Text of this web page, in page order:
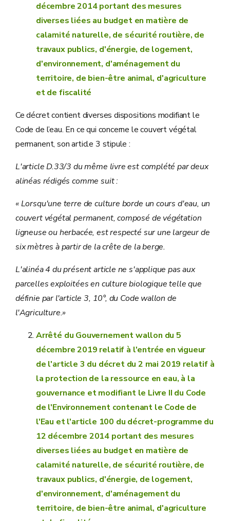
décembre 2014 portant des mesures
diverses liées au budget en matière de
calamité naturelle, de sécurité routière, de
travaux publics, d'énergie, de logement,
d'environnement, d'aménagement du
territoire, de bien-être animal, d'agriculture
et de fiscalité
Ce décret contient diverses dispositions modifiant le
Code de l’eau. En ce qui concerne le couvert végétal
permanent, son article 3 stipule :
L'article D.33/3 du même livre est complété par deux
alinéas rédigés comme suit :
« Lorsqu'une terre de culture borde un cours d'eau, un
couvert végétal permanent, composé de végétation
ligneuse ou herbacée, est respecté sur une largeur de
six mètres à partir de la crête de la berge.
L'alinéa 4 du présent article ne s'applique pas aux
parcelles exploitées en culture biologique telle que
définie par l'article 3, 10°, du Code wallon de
l'Agriculture.»
Arrêté du Gouvernement wallon du 5
décembre 2019 relatif à l'entrée en vigueur
de l'article 3 du décret du 2 mai 2019 relatif à
la protection de la ressource en eau, à la
gouvernance et modifiant le Livre II du Code
de l'Environnement contenant le Code de
l'Eau et l'article 100 du décret-programme du
12 décembre 2014 portant des mesures
diverses liées au budget en matière de
calamité naturelle, de sécurité routière, de
travaux publics, d'énergie, de logement,
d'environnement, d'aménagement du
territoire, de bien-être animal, d'agriculture